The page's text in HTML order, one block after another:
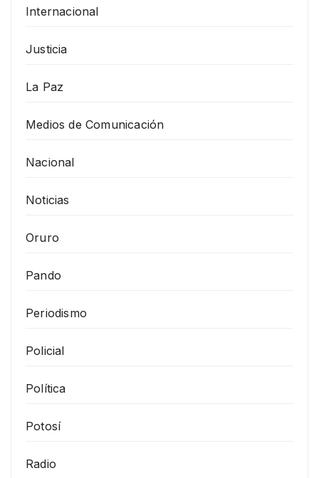
Internacional
Justicia
La Paz
Medios de Comunicación
Nacional
Noticias
Oruro
Pando
Periodismo
Policial
Política
Potosí
Radio